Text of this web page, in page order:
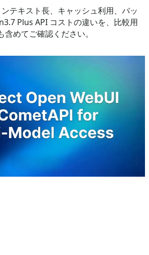
テキスト長、キャッシュ利用、バッ
Plus API コストの違いを、比較用
めてご確認ください。